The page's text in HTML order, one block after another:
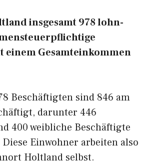
insgesamt 978 lohn-
einem Gesamteinkommen
Beschäftigten sind 846 am
darunter 446
400 weibliche Beschäftigte
Diese Einwohner arbeiten also
Holtland selbst.